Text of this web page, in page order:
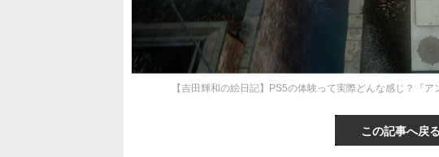
【吉田輝和の絵日記】PS5の体験って実際どんな感じ？『
この記事へ戻